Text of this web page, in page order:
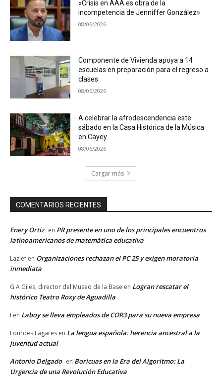
«Crisis en AAA es obra de la
incompetencia de Jenniffer González»
08/06/2026
Componente de Vivienda apoya a 14
escuelas en preparación para el regreso a
clases
08/06/2026
A celebrar la afrodescendencia este
sábado en la Casa Histórica de la Música
en Cayey
08/06/2026
Cargar más
COMENTARIOS RECIENTES
Enery Ortiz en PR presente en uno de los principales encuentros
latinoamericanos de matemática educativa
Lazief en Organizaciones rechazan el PC 25 y exigen moratoria
inmediata
G A Giles, director del Museo de la Base en Logran rescatar el
histórico Teatro Roxy de Aguadilla
I en Laboy se lleva empleados de COR3 para su nueva empresa
Lourdes Lagares en La lengua española: herencia ancestral a la
juventud actual
Antonio Delgado en Boricuas en la Era del Algoritmo: La
Urgencia de una Revolución Educativa